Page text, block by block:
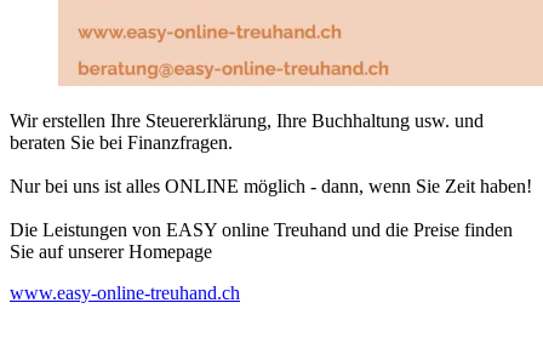
Wir erstellen Ihre Steuererklärung, Ihre Buchhaltung usw. und
beraten Sie bei Finanzfragen.
Nur bei uns ist alles ONLINE möglich - dann, wenn Sie Zeit haben!
Die Leistungen von EASY online Treuhand und die Preise finden
Sie auf unserer Homepage
www.easy-online-treuhand.ch